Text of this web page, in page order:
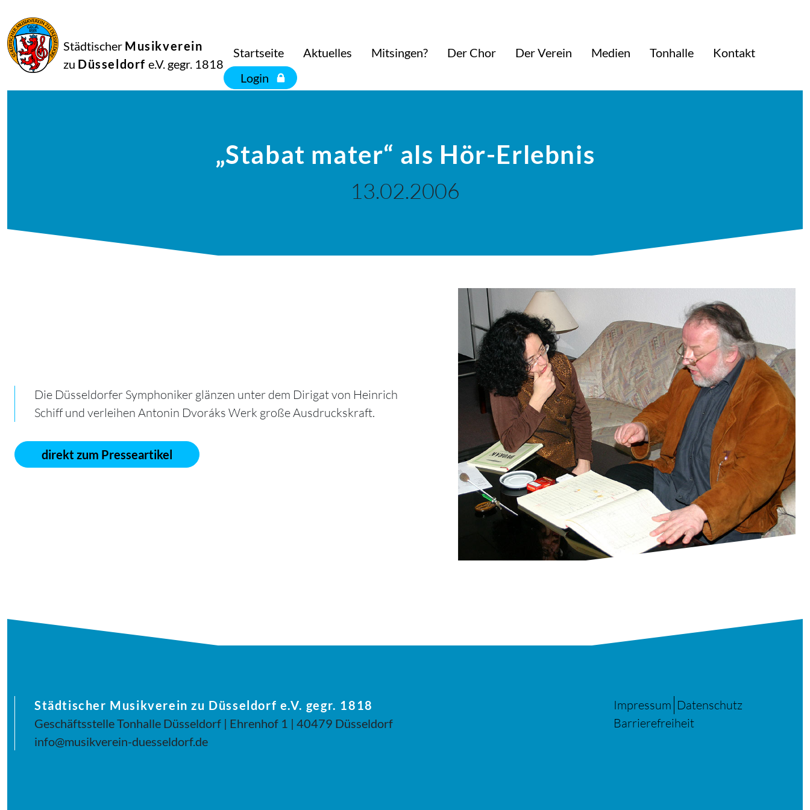
Städtischer Musikverein
zu Düsseldorf e.V. gegr. 1818
Startseite Aktuelles Mitsingen? Der Chor Der Verein Medien Tonhalle
Kontakt
Login
„Stabat mater“ als Hör-Erlebnis
13.02.2006
Die Düsseldorfer Symphoniker glänzen unter dem Dirigat von Heinrich
Schiff und verleihen Antonin Dvoráks Werk große Ausdruckskraft.
direkt zum Presseartikel
Städtischer Musikverein zu Düsseldorf e.V. gegr. 1818
Geschäftsstelle Tonhalle Düsseldorf | Ehrenhof 1 | 40479 Düsseldorf
info@musikverein-duesseldorf.de
Impressum Datenschutz
Barrierefreiheit